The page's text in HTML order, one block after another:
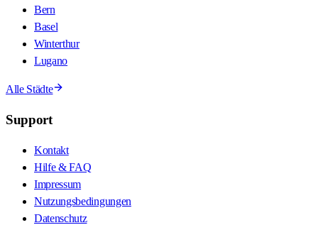
Bern
Basel
Winterthur
Lugano
Alle Städte
Support
Kontakt
Hilfe & FAQ
Impressum
Nutzungsbedingungen
Datenschutz